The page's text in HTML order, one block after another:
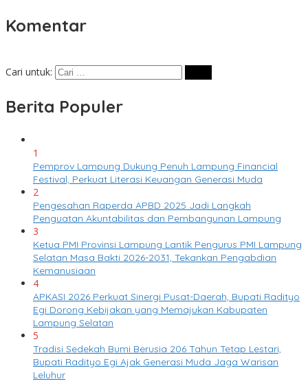
Komentar
Cari untuk:
Berita Populer
1
Pemprov Lampung Dukung Penuh Lampung Financial
Festival, Perkuat Literasi Keuangan Generasi Muda
2
Pengesahan Raperda APBD 2025 Jadi Langkah
Penguatan Akuntabilitas dan Pembangunan Lampung
3
Ketua PMI Provinsi Lampung Lantik Pengurus PMI Lampung
Selatan Masa Bakti 2026-2031, Tekankan Pengabdian
Kemanusiaan
4
APKASI 2026 Perkuat Sinergi Pusat-Daerah, Bupati Radityo
Egi Dorong Kebijakan yang Memajukan Kabupaten
Lampung Selatan
5
Tradisi Sedekah Bumi Berusia 206 Tahun Tetap Lestari,
Bupati Radityo Egi Ajak Generasi Muda Jaga Warisan
Leluhur